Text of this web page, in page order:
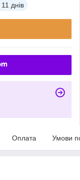
11 днів
Оплата Умови